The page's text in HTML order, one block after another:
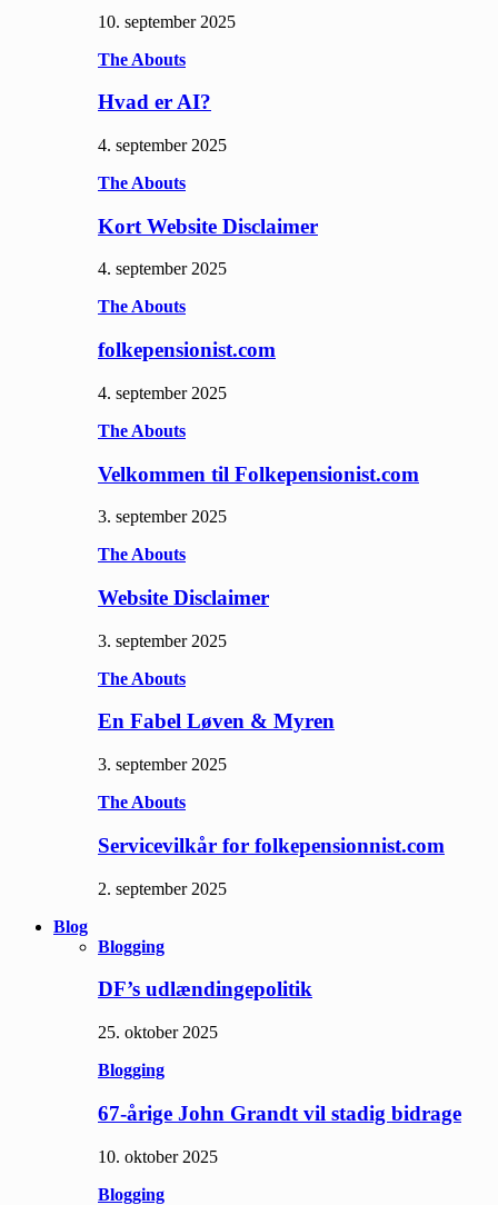
10. september 2025
The Abouts
Hvad er AI?
4. september 2025
The Abouts
Kort Website Disclaimer
4. september 2025
The Abouts
folkepensionist.com
4. september 2025
The Abouts
Velkommen til Folkepensionist.com
3. september 2025
The Abouts
Website Disclaimer
3. september 2025
The Abouts
En Fabel Løven & Myren
3. september 2025
The Abouts
Servicevilkår for folkepensionnist.com
2. september 2025
Blog
Blogging
DF’s udlændingepolitik
25. oktober 2025
Blogging
67-årige John Grandt vil stadig bidrage
10. oktober 2025
Blogging